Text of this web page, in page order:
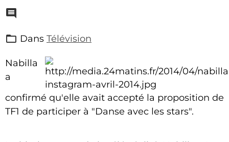
Dans Télévision
Nabilla
a
confirmé qu'elle avait accepté la proposition de
TF1 de participer à "Danse avec les stars".